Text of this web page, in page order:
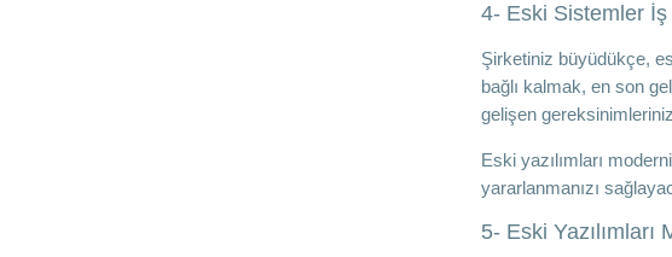
4- Eski Sistemler
Şirketiniz büyüdükçe,
bağlı kalmak, en son
gelişen
Eski yazılımları
yararlanmanızı
5- Eski